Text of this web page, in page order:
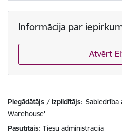
Informācija par
Atvērt
Piegādātājs / izpildītājs: Sabiedrība
Warehouse'
Pasūtītājs Tiesu administrācija